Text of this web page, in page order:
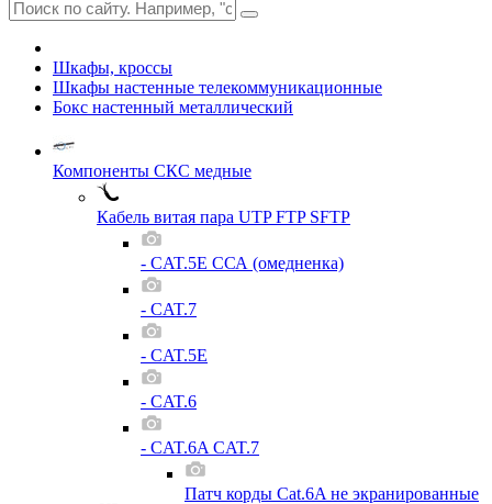
Шкафы, кроссы
Шкафы настенные телекоммуникационные
Бокс настенный металлический
Компоненты СКС медные
Кабель витая пара UTP FTP SFTP
- CAT.5E ССА (омедненка)
- CAT.7
- CAT.5E
- CAT.6
- CAT.6A CAT.7
Патч корды Cat.6A не экранированные